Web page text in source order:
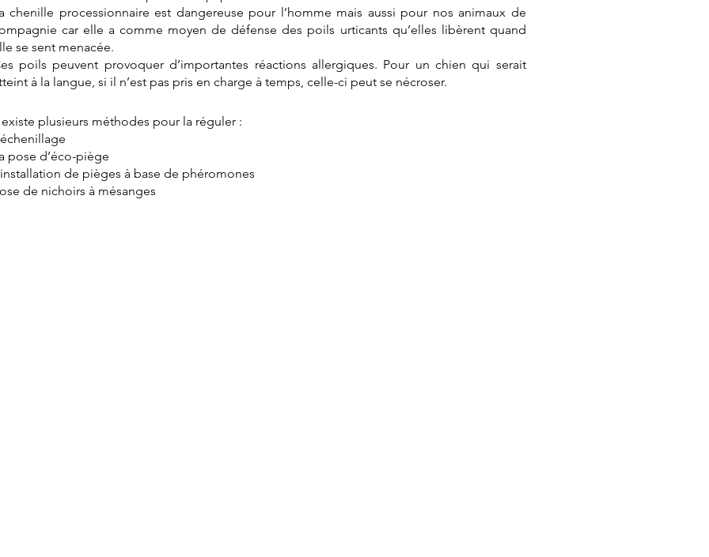
chenille processionnaire est dangereuse pour l’homme mais aussi pour nos animaux de
car elle a comme moyen de défense des poils urticants qu’elles libèrent quand
se sent menacée.
poils peuvent provoquer d’importantes réactions allergiques. Pour un chien qui serait
à la langue, si il n’est pas pris en charge à temps, celle-ci peut se nécroser.
existe plusieurs méthodes pour la réguler :
pose d’éco-piège
de pièges à base de phéromones
de nichoirs à mésanges